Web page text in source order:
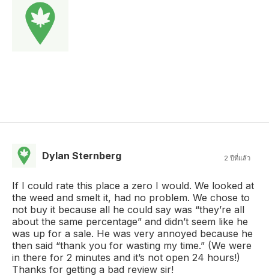
Dylan Sternberg 2 ปีที่แล้ว
If I could rate this place a zero I would. We looked at
the weed and smelt it, had no problem. We chose to
not buy it because all he could say was “they’re all
about the same percentage” and didn’t seem like he
was up for a sale. He was very annoyed because he
then said “thank you for wasting my time.” (We were
in there for 2 minutes and it’s not open 24 hours!)
Thanks for getting a bad review sir!